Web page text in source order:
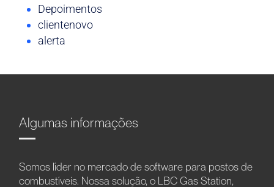
Depoimentos
clientenovo
alerta
Algumas informações
Somos líder no mercado de software para postos de
combustíveis. Nossa solução, o LBC Gas Station,